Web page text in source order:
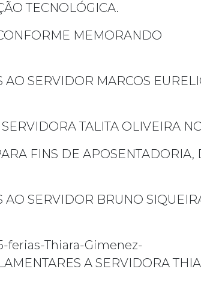
TECNOLÓGICA.
MEMORANDO
SERVIDOR MARCOS
TALITA OLIVEIRA
FINS DE APOSENTADORIA,
AO SERVIDOR BRUNO
ferias-Thiara-Gimenez-
A SERVIDORA